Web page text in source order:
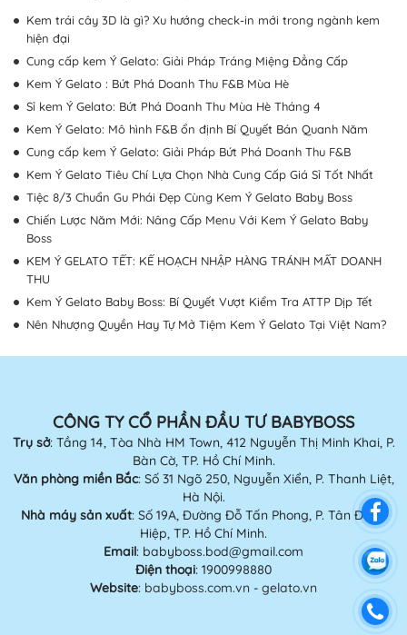
Kem trái cây 3D là gì? Xu hướng check-in mới trong ngành kem
hiện đại
Cung cấp kem Ý Gelato: Giải Pháp Tráng Miệng Đẳng Cấp
Kem Ý Gelato : Bứt Phá Doanh Thu F&B Mùa Hè
Sỉ kem Ý Gelato: Bứt Phá Doanh Thu Mùa Hè Tháng 4
Kem Ý Gelato: Mô hình F&B ổn định Bí Quyết Bán Quanh Năm
Cung cấp kem Ý Gelato: Giải Pháp Bứt Phá Doanh Thu F&B
Kem Ý Gelato Tiêu Chí Lựa Chọn Nhà Cung Cấp Giá Sỉ Tốt Nhất
Tiệc 8/3 Chuẩn Gu Phái Đẹp Cùng Kem Ý Gelato Baby Boss
Chiến Lược Năm Mới: Nâng Cấp Menu Với Kem Ý Gelato Baby
Boss
KEM Ý GELATO TẾT: KẾ HOẠCH NHẬP HÀNG TRÁNH MẤT DOANH
THU
Kem Ý Gelato Baby Boss: Bí Quyết Vượt Kiểm Tra ATTP Dịp Tết
Nên Nhượng Quyền Hay Tự Mở Tiệm Kem Ý Gelato Tại Việt Nam?
CÔNG TY CỔ PHẦN ĐẦU TƯ BABYBOSS
Trụ sở: Tầng 14, Tòa Nhà HM Town, 412 Nguyễn Thị Minh Khai, P.
Bàn Cờ, TP. Hồ Chí Minh.
Văn phòng miền Bắc: Số 31 Ngõ 250, Nguyễn Xiển, P. Thanh Liệt,
Hà Nội.
Nhà máy sản xuất: Số 19A, Đường Đỗ Tấn Phong, P. Tân Đông
Hiệp, TP. Hồ Chí Minh.
Email: babyboss.bod@gmail.com
Điện thoại: 1900998880
Website: babyboss.com.vn - gelato.vn